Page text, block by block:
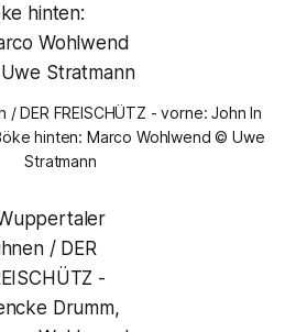
DER FREISCHÜTZ - vorne: John In
hinten: Marco Wohlwend © Uwe
Stratmann